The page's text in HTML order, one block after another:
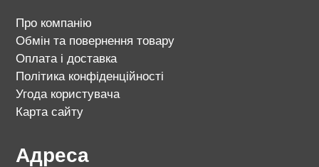
Про компанію
Обмін та повернення товару
Оплата і доставка
Політика конфіденційності
Угода користувача
Карта сайту
Адреса